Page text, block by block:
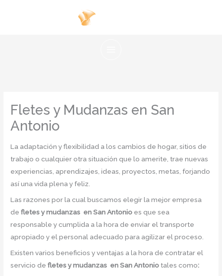
Fletes y Mudanzas en San
Antonio
La adaptación y flexibilidad a los cambios de hogar, sitios de
trabajo o cualquier otra situación que lo amerite, trae nuevas
experiencias, aprendizajes, ideas, proyectos, metas, forjando
así una vida plena y feliz.
Las razones por la cual buscamos elegir la mejor empresa
de fletes y mudanzas en San Antonio es que sea
responsable y cumplida a la hora de enviar el transporte
apropiado y el personal adecuado para agilizar el proceso.
Existen varios beneficios y ventajas a la hora de contratar el
servicio defletes y mudanzas en San Antonio tales como: